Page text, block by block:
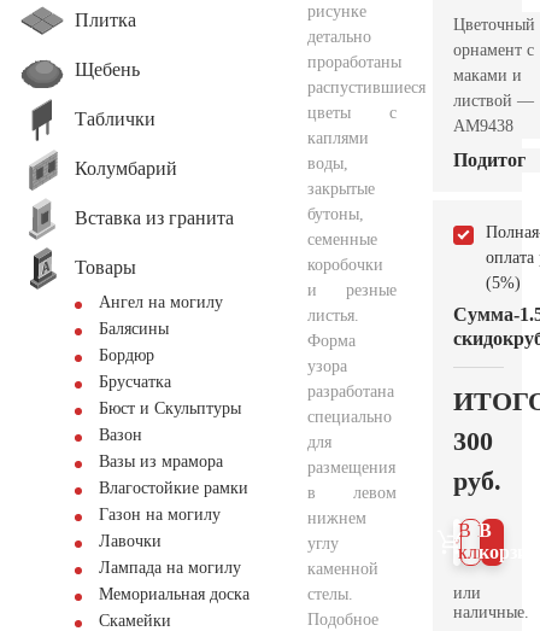
Плитка
Щебень
Таблички
Колумбарий
Вставка из гранита
Товары
Ангел на могилу
Балясины
Бордюр
Брусчатка
Бюст и Скульптуры
Вазон
Вазы из мрамора
Влагостойкие рамки
Газон на могилу
Лавочки
Лампада на могилу
Мемориальная доска
Скамейки
рисунке
детально
проработаны
распустившиеся
цветы с
каплями
воды,
закрытые
бутоны,
семенные
коробочки
и резные
листья.
Форма
узора
разработана
специально
для
размещения
в левом
нижнем
углу
каменной
стелы.
Подобное
Цветочный
орнамент с
маками и
листвой —
AM9438
Подитог
Полная
оплата
(5%)
Сумма
скидок
-
300
руб.
В
В 1
клик
или
наличные.